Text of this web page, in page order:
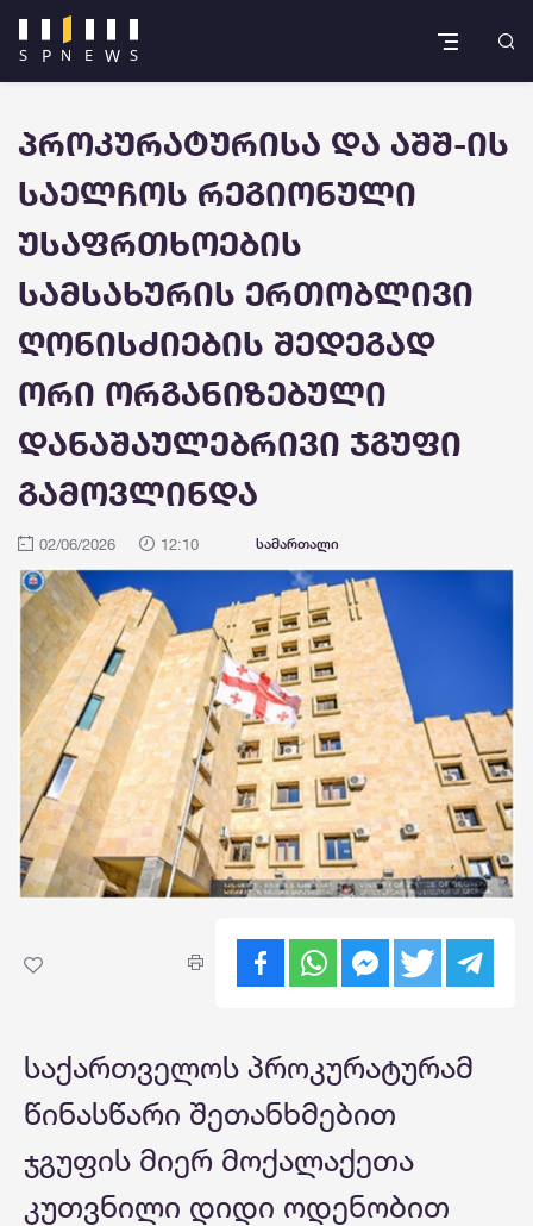
პროკურატურისა და აშშ-ის
საელჩოს რეგიონული
უსაფრთხოების
სამსახურის ერთობლივი
ღონისძიების შედეგად
ორი ორგანიზებული
დანაშაულებრივი ჯგუფი
გამოვლინდა
02/06/2026 12:10 სამართალი
საქართველოს პროკურატურამ
წინასწარი შეთანხმებით
ჯგუფის მიერ მოქალაქეთა
კუთვნილი დიდი ოდენობით